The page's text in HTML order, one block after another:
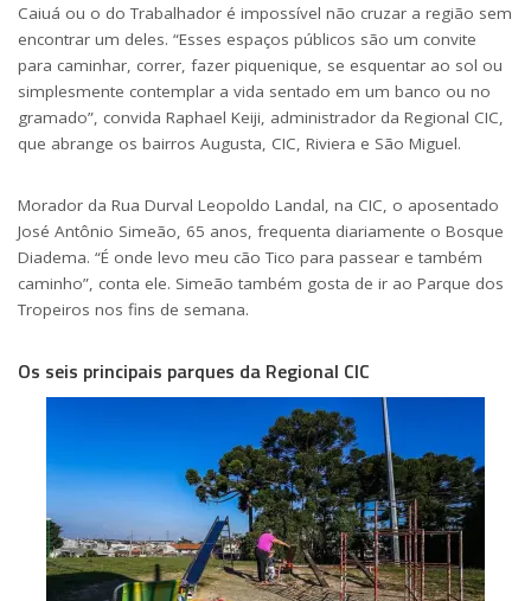
Caiuá ou o do Trabalhador é impossível não cruzar a região sem
encontrar um deles. “Esses espaços públicos são um convite
para caminhar, correr, fazer piquenique, se esquentar ao sol ou
simplesmente contemplar a vida sentado em um banco ou no
gramado”, convida Raphael Keiji, administrador da Regional CIC,
que abrange os bairros Augusta, CIC, Riviera e São Miguel.
Morador da Rua Durval Leopoldo Landal, na CIC, o aposentado
José Antônio Simeão, 65 anos, frequenta diariamente o Bosque
Diadema. “É onde levo meu cão Tico para passear e também
caminho”, conta ele. Simeão também gosta de ir ao Parque dos
Tropeiros nos fins de semana.
Os seis principais parques da Regional CIC